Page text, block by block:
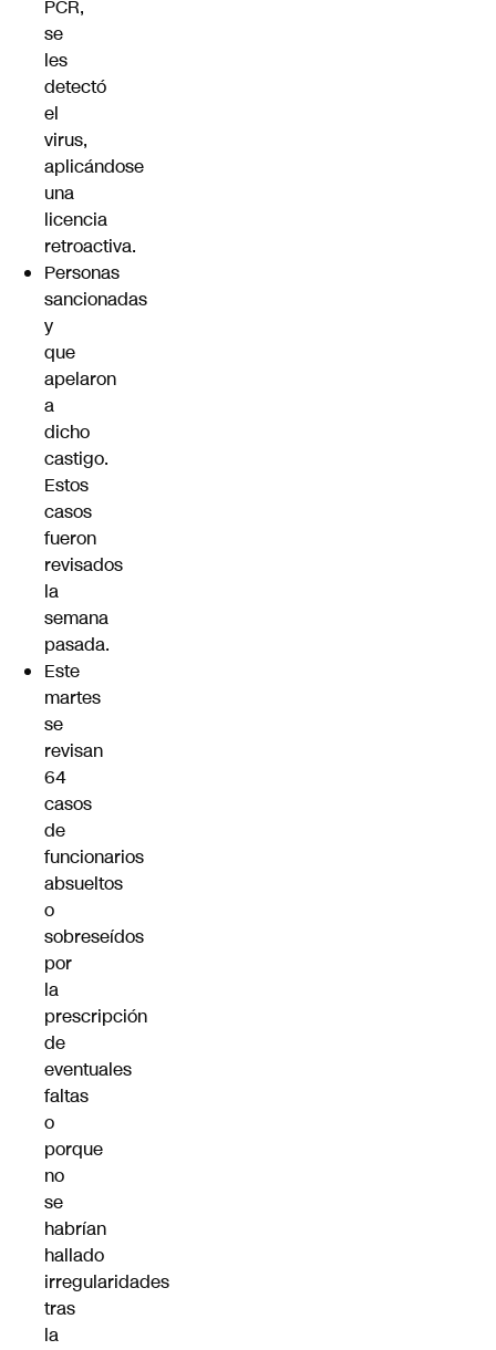
PCR,
se
les
detectó
el
virus,
aplicándose
una
licencia
retroactiva.
Personas
sancionadas
y
que
apelaron
a
dicho
castigo.
Estos
casos
fueron
revisados
la
semana
pasada.
Este
martes
se
revisan
64
casos
de
funcionarios
absueltos
o
sobreseídos
por
la
prescripción
de
eventuales
faltas
o
porque
no
se
habrían
hallado
irregularidades
tras
la